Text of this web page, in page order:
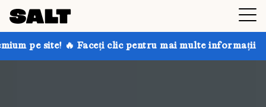
clic pentru mai multe informații Obțineți până la